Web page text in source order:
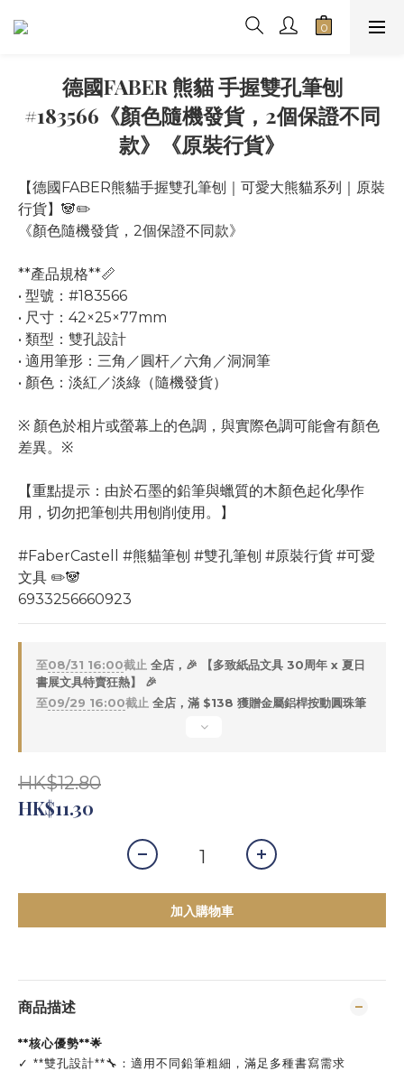
德國FABER 熊貓 手握雙孔筆刨
#183566《顏色隨機發貨，2個保證不同
款》《原裝行貨》
【德國FABER熊貓手握雙孔筆刨｜可愛大熊貓系列｜原裝
行貨】🐼✏️
《顏色隨機發貨，2個保證不同款》
**產品規格**📏
• 型號：#183566
• 尺寸：42×25×77mm
• 類型：雙孔設計
• 適用筆形：三角／圓杆／六角／洞洞筆
• 顏色：淡紅／淡綠（隨機發貨）
※ 顏色於相片或螢幕上的色調，與實際色調可能會有顏色
差異。※
【重點提示：由於石墨的鉛筆與蠟質的木顏色起化學作
用，切勿把筆刨共用刨削使用。】
#FaberCastell #熊貓筆刨 #雙孔筆刨 #原裝行貨 #可愛
文具 ✏️🐼
6933256660923
至08/31 16:00截止 全店，🎉 【多致紙品文具 30周年 x 夏日
書展文具特賣狂熱】 🎉
至09/29 16:00截止 全店，滿 $138 獲贈金屬鋁桿按動圓珠筆
HK$12.80
HK$11.30
加入購物車
商品描述
**核心優勢**🌟
✓ **雙孔設計**🔧：適用不同鉛筆粗細，滿足多種書寫需求